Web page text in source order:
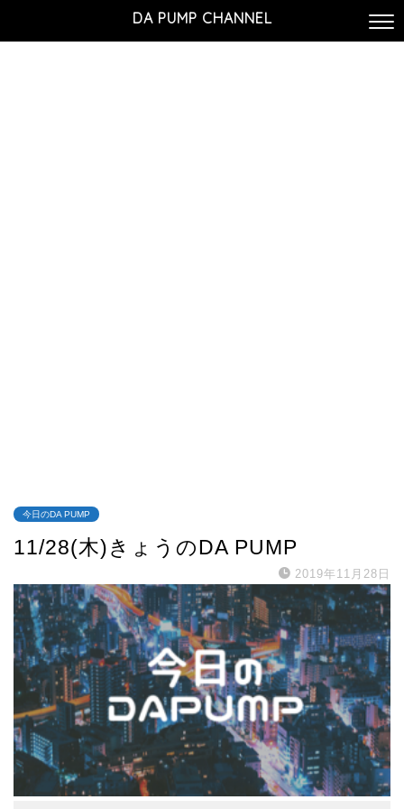
DA PUMP CHANNEL
今日のDA PUMP
11/28(木)きょうのDA PUMP
2019年11月28日